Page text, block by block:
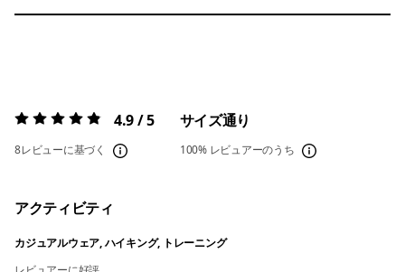
評価:4.9 / 5 4.9 / 5
8レビューに基づく
サイズ通り
100% レビュアーのうち
アクティビティ
カジュアルウェア, ハイキング, トレーニング